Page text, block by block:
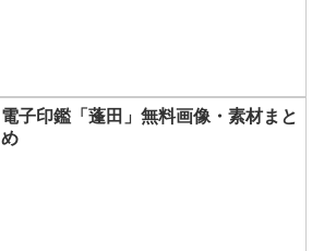
電子印鑑「蓬田」無料画像・素材まと
め